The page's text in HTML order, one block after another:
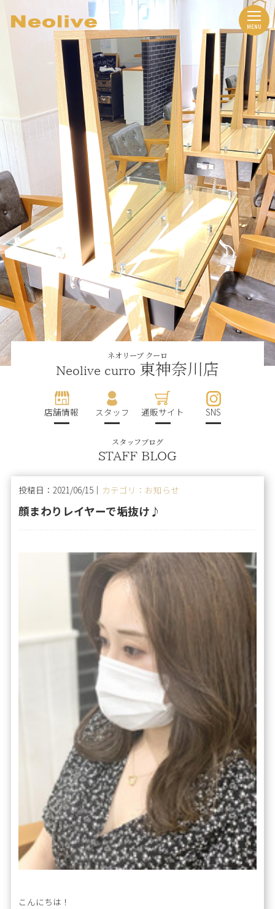
ネオリーブ クーロ
Neolive curro 東神奈川店
店舗情報 スタッフ 通販サイト SNS
スタッフブログ
STAFF BLOG
投稿日：2021/06/15｜ カテゴリ：お知らせ
顔まわりレイヤーで垢抜け♪
こんにちは！